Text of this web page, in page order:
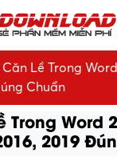
Lề Trong
Chuẩn
Word
2019